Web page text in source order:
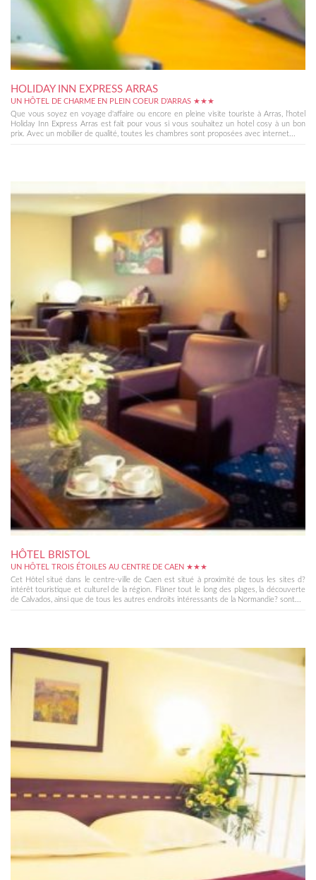
HOLIDAY INN EXPRESS ARRAS
UN HÔTEL DE CHARME EN PLEIN COEUR D'ARRAS ★★★
Que vous soyez en voyage d'affaire ou encore en pleine visite touriste à Arras, l'hotel
Holiday Inn Express Arras est fait pour vous si vous souhaitez un hotel cosy à un bon
prix. Avec un mobilier de qualité, toutes les chambres sont proposées avec internet...
HÔTEL BRISTOL
UN HÔTEL TROIS ÉTOILES AU CENTRE DE CAEN ★★★
Cet Hôtel situé dans le centre-ville de Caen est situé à proximité de tous les sites d?
intérêt touristique et culturel de la région. Flâner tout le long des plages, la découverte
de Calvados, ainsi que de tous les autres endroits intéressants de la Normandie? sont...